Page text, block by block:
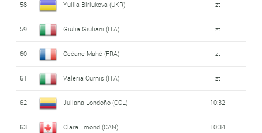
58 Yuliia Biriukova (UKR) zt
59 Giulia Giuliani (ITA) zt
60 Océane Mahé (FRA) zt
61 Valeria Curnis (ITA) zt
62 Juliana Londoño (COL) 10:32
63 Clara Emond (CAN) 10:34